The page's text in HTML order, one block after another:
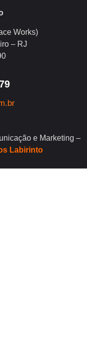
Works)
– RJ
e Marketing –
Labirinto